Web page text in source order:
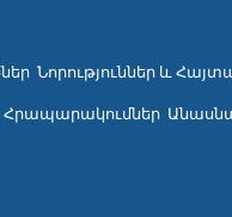
Նորություններ և
Հրապարակումներ